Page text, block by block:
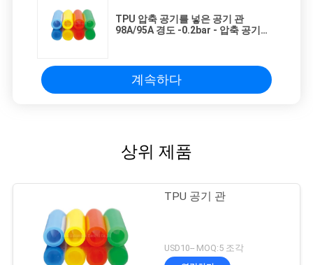
TPU 압축 공기를 넣은 공기 관
98A/95A 경도 -0.2bar - 압축 공기를
계속하다
상위 제품
TPU 공기 관
USD10-- MOQ:5 조각